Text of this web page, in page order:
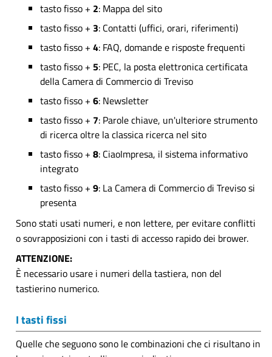
tasto fisso + 2: Mappa del sito
tasto fisso + 3: Contatti (uffici, orari, riferimenti)
tasto fisso + 4: FAQ, domande e risposte frequenti
tasto fisso + 5: PEC, la posta elettronica certificata
della Camera di Commercio di Treviso
tasto fisso + 6: Newsletter
tasto fisso + 7: Parole chiave, un'ulteriore strumento
di ricerca oltre la classica ricerca nel sito
tasto fisso + 8: CiaoImpresa, il sistema informativo
integrato
tasto fisso + 9: La Camera di Commercio di Treviso si
presenta
Sono stati usati numeri, e non lettere, per evitare conflitti
o sovrapposizioni con i tasti di accesso rapido dei brower.
ATTENZIONE:
È necessario usare i numeri della tastiera, non del
tastierino numerico.
I tasti fissi
Quelle che seguono sono le combinazioni che ci risultano in